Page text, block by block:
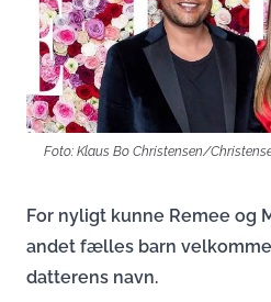
Foto: Klaus Bo Christensen/
For nyligt kunne Remee og
andet fælles barn
datterens navn.